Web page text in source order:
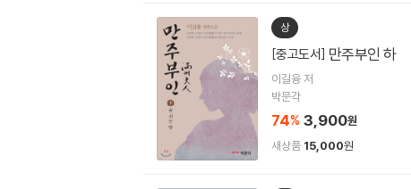
상
[중고도서] 만주부인 하
이길융 저
박문각
74% 3,900원
새상품 15,000원